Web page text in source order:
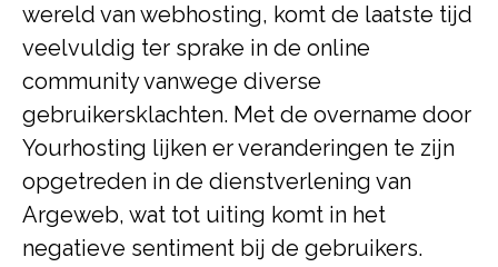
wereld van webhosting, komt de laatste tijd
veelvuldig ter sprake in de online
community vanwege diverse
gebruikersklachten. Met de overname door
Yourhosting lijken er veranderingen te zijn
opgetreden in de dienstverlening van
Argeweb, wat tot uiting komt in het
negatieve sentiment bij de gebruikers.